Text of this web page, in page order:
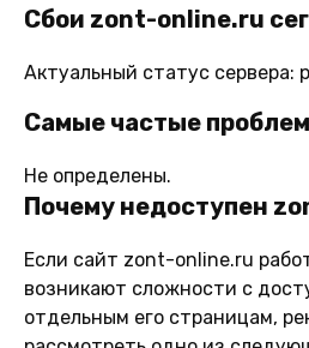
Сбои zont-online.ru
Актуальный статус сервера:
Самые частые
Не определены.
Почему недоступен
Если сайт zont-online.ru
возникают сложности с
отдельным его страницам,